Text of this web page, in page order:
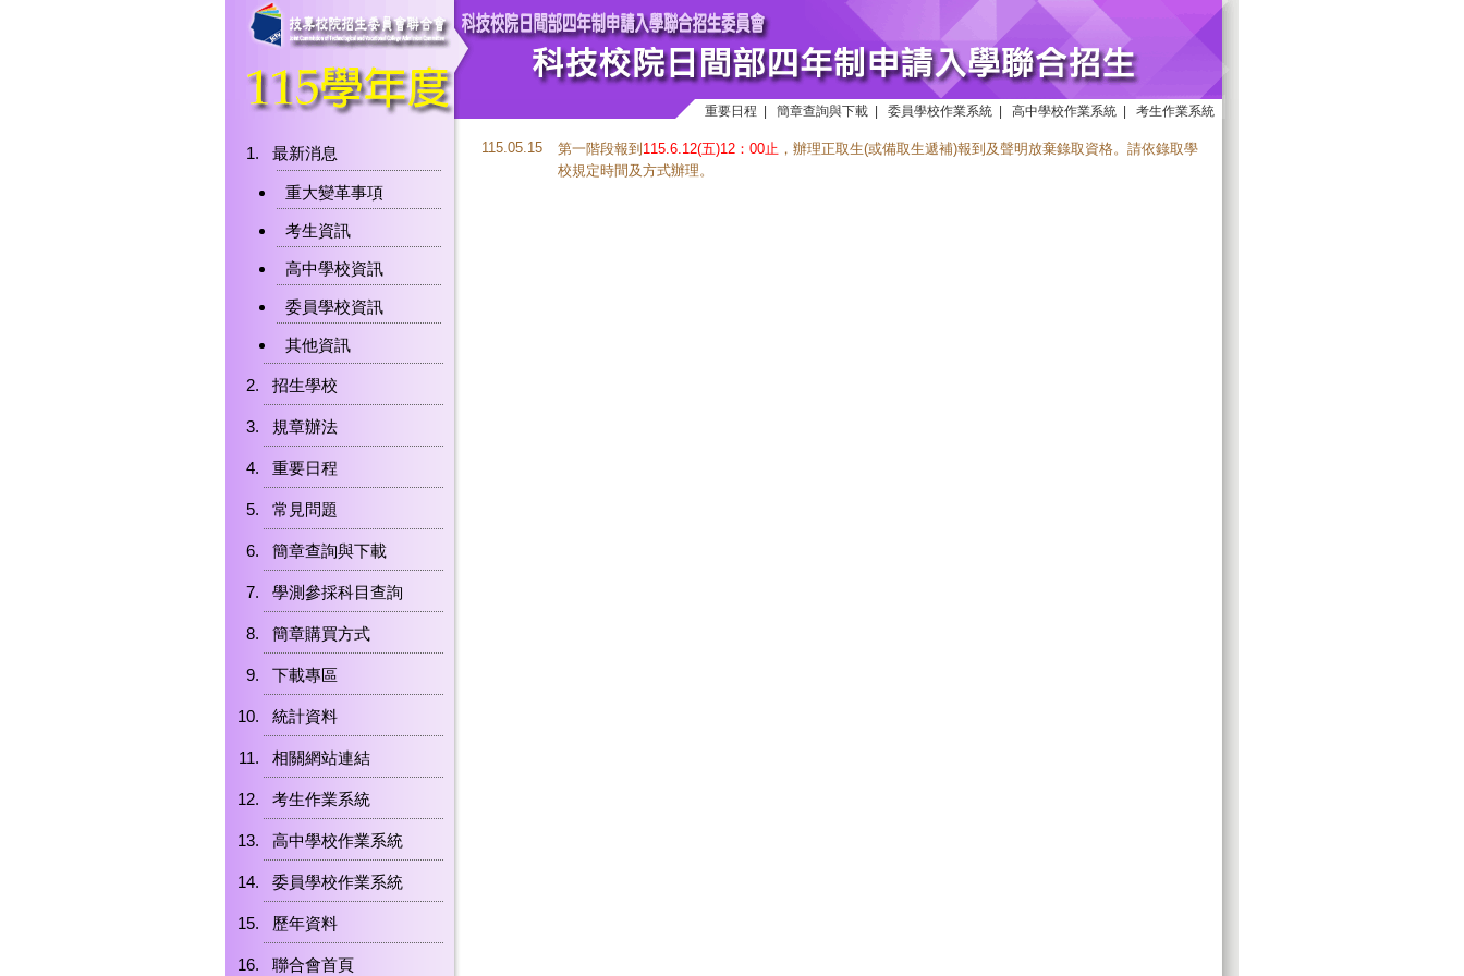
重要日程 簡章查詢與下載 委員學校作業系統 高中學校作業系統 考生作業系統
最新消息
重大變革事項
考生資訊
高中學校資訊
委員學校資訊
其他資訊
招生學校
規章辦法
重要日程
常見問題
簡章查詢與下載
學測參採科目查詢
簡章購買方式
下載專區
統計資料
相關網站連結
考生作業系統
高中學校作業系統
委員學校作業系統
歷年資料
聯合會首頁
115.05.15 第一階段報到 115.6.12(五)12：00止 ，辦理正取生(或備取生遞補)報到及聲明放棄錄取資格。請依錄取學
校規定時間及方式辦理。